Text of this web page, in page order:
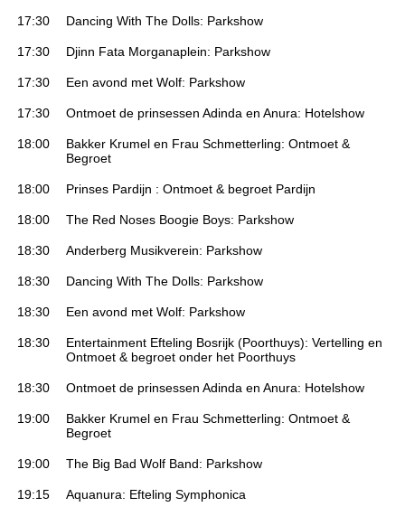
17:30 Dancing With The Dolls: Parkshow
17:30 Djinn Fata Morganaplein: Parkshow
17:30 Een avond met Wolf: Parkshow
17:30 Ontmoet de prinsessen Adinda en Anura: Hotelshow
18:00
Bakker Krumel en Frau Schmetterling: Ontmoet &
Begroet
18:00 Prinses Pardijn : Ontmoet & begroet Pardijn
18:00 The Red Noses Boogie Boys: Parkshow
18:30 Anderberg Musikverein: Parkshow
18:30 Dancing With The Dolls: Parkshow
18:30 Een avond met Wolf: Parkshow
18:30
Entertainment Efteling Bosrijk (Poorthuys): Vertelling en
Ontmoet & begroet onder het Poorthuys
18:30 Ontmoet de prinsessen Adinda en Anura: Hotelshow
19:00
Bakker Krumel en Frau Schmetterling: Ontmoet &
Begroet
19:00 The Big Bad Wolf Band: Parkshow
19:15 Aquanura: Efteling Symphonica